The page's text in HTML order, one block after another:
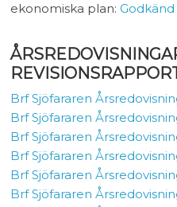
ekonomiska plan:
Brf Sjöfararen
Brf Sjöfararen
Brf Sjöfararen
Brf Sjöfararen
Brf Sjöfararen
Brf Sjöfararen